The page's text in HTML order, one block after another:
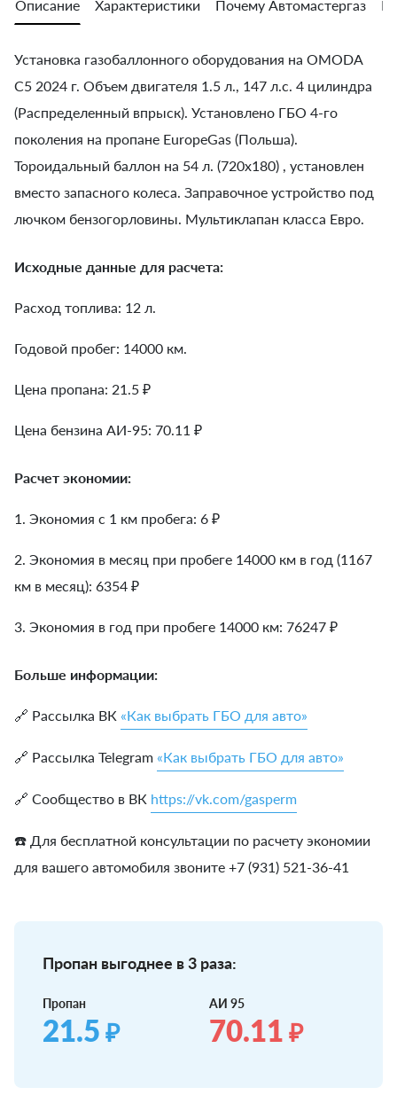
Описание Характеристики Почему Автомастергаз
Установка газобаллонного оборудования на OMODA
C5 2024 г. Объем двигателя 1.5 л., 147 л.с. 4 цилиндра
(Распределенный впрыск). Установлено ГБО 4-го
поколения на пропане EuropeGas (Польша).
Тороидальный баллон на 54 л. (720х180) , установлен
вместо запасного колеса. Заправочное устройство под
лючком бензогорловины. Мультиклапан класса Евро.
Исходные данные для расчета:
Расход топлива: 12 л.
Годовой пробег: 14000 км.
Цена пропана: 21.5 ₽
Цена бензина АИ-95: 70.11 ₽
Расчет экономии:
1. Экономия с 1 км пробега: 6 ₽
2. Экономия в месяц при пробеге 14000 км в год (1167
км в месяц): 6354 ₽
3. Экономия в год при пробеге 14000 км: 76247 ₽
Больше информации:
🔗 Рассылка ВК «Как выбрать ГБО для авто»
🔗 Рассылка Telegram «Как выбрать ГБО для авто»
🔗 Сообщество в ВК https://vk.com/gasperm
☎️ Для бесплатной консультации по расчету экономии
для вашего автомобиля звоните +7 (931) 521-36-41
Пропан выгоднее в 3 раза:
Пропан
21.5 ₽
АИ 95
70.11 ₽